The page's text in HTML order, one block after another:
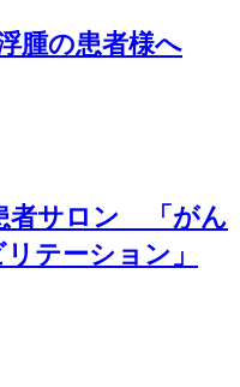
腫の患者様へ
者サロン 「がん
テーション」